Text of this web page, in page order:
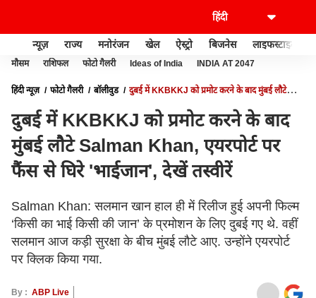
न्यूज़ राज्य मनोरंजन खेल ऐस्ट्रो बिजनेस लाइफस्टाइल
मौसम राशिफल फोटो गैलरी Ideas of India INDIA AT 2047
हिंदी न्यूज़ फोटो गैलरी बॉलीवुड
दुबई में KKBKKJ को प्रमोट करने के बाद मुंबई लौटे
दुबई में KKBKKJ को प्रमोट करने के बाद
मुंबई लौटे Salman Khan, एयरपोर्ट पर
फैंस से घिरे 'भाईजान', देखें तस्वीरें
Salman Khan: सलमान खान हाल ही में रिलीज हुई अपनी फिल्म
‘किसी का भाई किसी की जान’ के प्रमोशन के लिए दुबई गए थे. वहीं
सलमान आज कड़ी सुरक्षा के बीच मुंबई लौटे आए. उन्होंने एयरपोर्ट
पर क्लिक किया गया.
By : ABP Live